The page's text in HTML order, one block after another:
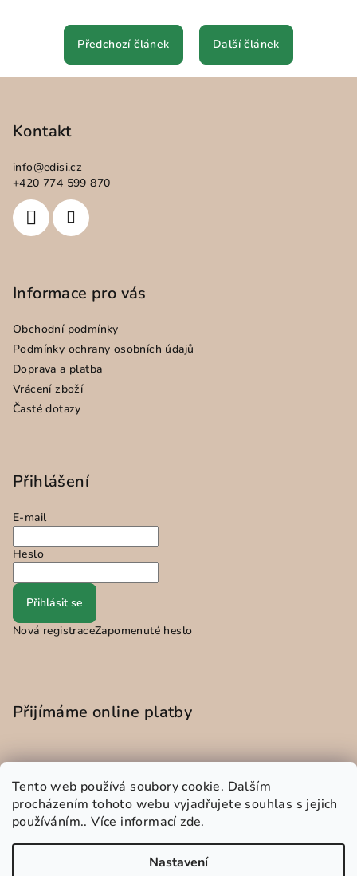
Tento web používá soubory cookie. Dalším
procházením tohoto webu vyjadřujete souhlas s jejich
používáním.. Více informacízde.
Nastavení
Předchozí článek Další článek
Kontakt
info@edisi.cz
+420 774 599 870
Informace pro vás
Obchodní podmínky
Podmínky ochrany osobních údajů
Doprava a platba
Vrácení zboží
Časté dotazy
Přihlášení
E-mail
Heslo
Přihlásit se
Nová registraceZapomenuté heslo
Přijímáme online platby
Instagram